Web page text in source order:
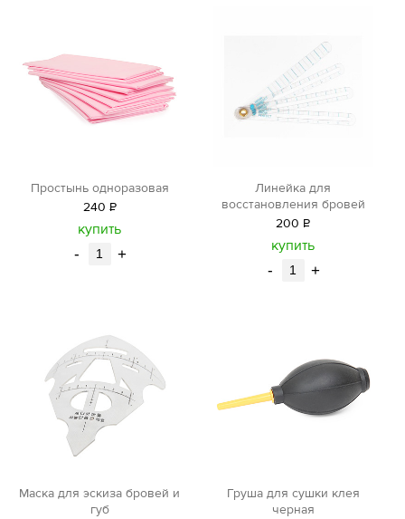
Простынь одноразовая
240 Р
уб.
купить
- +
Линейка для
восстановления бровей
200 Р
уб.
купить
- +
Маска для эскиза бровей и
губ
Груша для сушки клея
черная